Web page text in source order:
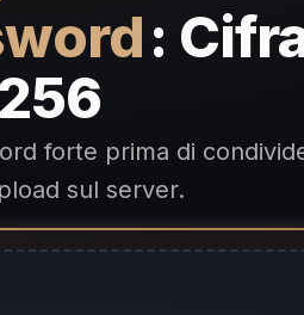
:
forte prima di
sul server.